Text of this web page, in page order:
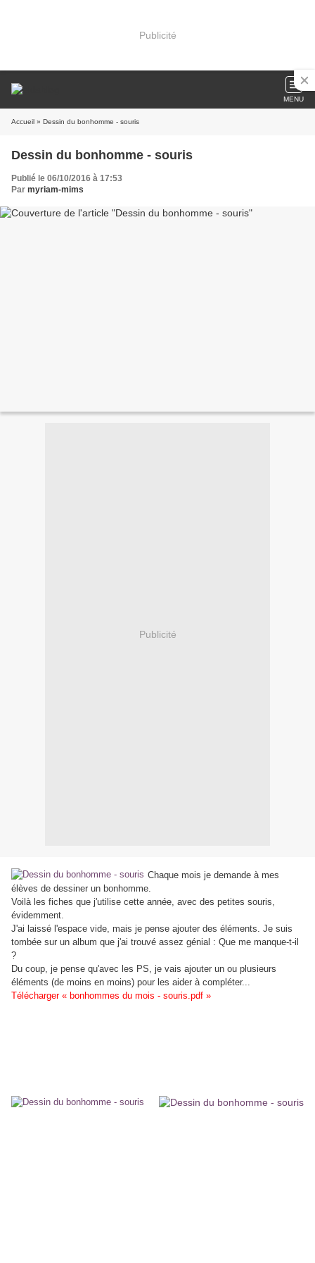
Publicité
MENU
Accueil » Dessin du bonhomme - souris
Dessin du bonhomme - souris
Publié le 06/10/2016 à 17:53
Par myriam-mims
Publicité
Chaque mois je demande à mes
élèves de dessiner un bonhomme.
Voilà les fiches que j'utilise cette année, avec des petites souris,
évidemment.
J'ai laissé l'espace vide, mais je pense ajouter des éléments. Je suis
tombée sur un album que j'ai trouvé assez génial : Que me manque-t-il
?
Du coup, je pense qu'avec les PS, je vais ajouter un ou plusieurs
éléments (de moins en moins) pour les aider à compléter...
Télécharger « bonhommes du mois - souris.pdf »